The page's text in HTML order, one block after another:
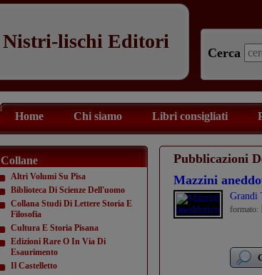
Nistri-lischi Editori
Cerca
Home Chi siamo Libri consigliati
Collane
Altri Volumi Su Pisa
Biblioteca Di Scienze Dell'uomo
Collana Studi Di Lettere Storia E
Filosofia
Cultura E Storia Pisana
Edizioni Rare O In Via Di
Esaurimento
Il Castelletto
Pubblicazioni
Mazzini
Grandi
formato: